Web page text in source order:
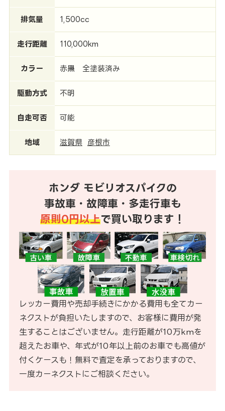
排気量 1,500cc
走行距離 110,000km
カラー 赤→黒 全塗装済み
駆動方式 不明
自走可否 可能
地域 滋賀県 彦根市
ホンダ モビリオスパイクの
事故車・故障車・多走行車も
原則0円以上で買い取ります！
レッカー費用や売却手続きにかかる費用も全てカー
ネクストが負担いたしますので、お客様に費用が発
生することはございません。走行距離が10万kmを
超えたお車や、年式が10年以上前のお車でも高値が
付くケースも！無料で査定を承っておりますので、
一度カーネクストにご相談ください。